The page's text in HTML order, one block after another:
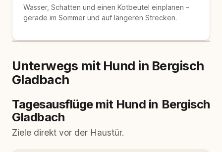
Wasser, Schatten und einen Kotbeutel einplanen –
gerade im Sommer und auf längeren Strecken.
Unterwegs mit Hund in Bergisch
Gladbach
Tagesausflüge mit Hund in Bergisch
Gladbach
Ziele direkt vor der Haustür.